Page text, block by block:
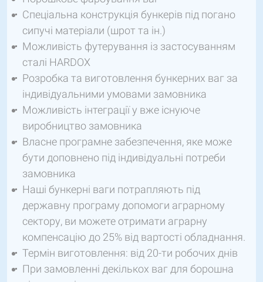
Спеціальна конструкція бункерів під погано
сипучі матеріали (шрот та ін.)
Можливість футерування із застосуванням
сталі HARDOX
Розробка та виготовлення бункерних ваг за
індивідуальними умовами замовника
Можливість інтеграції у вже існуюче
виробництво замовника
Власне програмне забезпечення, яке може
бути доповнено під індивідуальні потреби
замовника
Наші бункерні ваги потрапляють під
державну програму допомоги аграрному
сектору, ви можете отримати аграрну
компенсацію до 25% від вартості обладнання.
Термін виготовлення: від 20-ти робочих днів
При замовленні декількох ваг для борошна